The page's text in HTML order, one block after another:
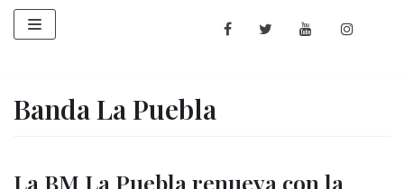
Saltar
al
Banda La Puebla
La BM La Puebla renueva con la